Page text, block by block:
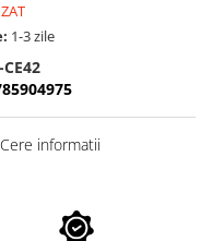
1-3 zile
CE42
informatii